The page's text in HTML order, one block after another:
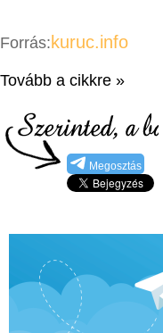
Forrás: kuruc.info
Tovább a cikkre »
Megosztás